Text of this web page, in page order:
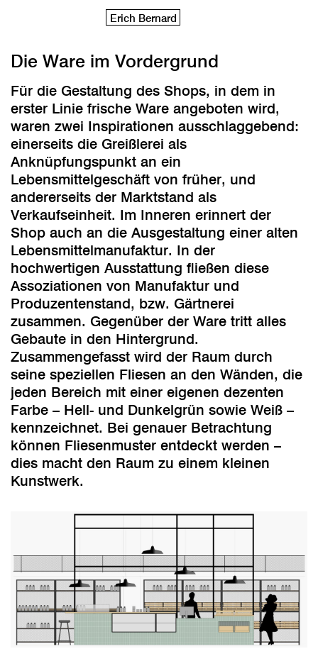
Erich Bernard
Die Ware im Vordergrund
Für die Gestaltung des Shops, in dem in
erster Linie frische Ware angeboten wird,
waren zwei Inspirationen ausschlaggebend:
einerseits die Greißlerei als
Anknüpfungspunkt an ein
Lebensmittelgeschäft von früher, und
andererseits der Marktstand als
Verkaufseinheit. Im Inneren erinnert der
Shop auch an die Ausgestaltung einer alten
Lebensmittelmanufaktur. In der
hochwertigen Ausstattung fließen diese
Assoziationen von Manufaktur und
Produzentenstand, bzw. Gärtnerei
zusammen. Gegenüber der Ware tritt alles
Gebaute in den Hintergrund.
Zusammengefasst wird der Raum durch
seine speziellen Fliesen an den Wänden, die
jeden Bereich mit einer eigenen dezenten
Farbe – Hell- und Dunkelgrün sowie Weiß –
kennzeichnet. Bei genauer Betrachtung
können Fliesenmuster entdeckt werden –
dies macht den Raum zu einem kleinen
Kunstwerk.